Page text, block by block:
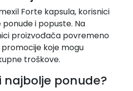
Forte kapsula, korisnici
i popuste. Na
proizvođača povremeno
koje mogu
troškove.
najbolje ponude?